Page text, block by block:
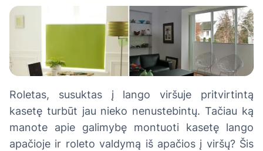
Roletas, susuktas į lango viršuje pritvirtintą
kasetę turbūt jau nieko nenustebintų. Tačiau ką
manote apie galimybę montuoti kasetę lango
apačioje ir roleto valdymą iš apačios į viršų? Šis